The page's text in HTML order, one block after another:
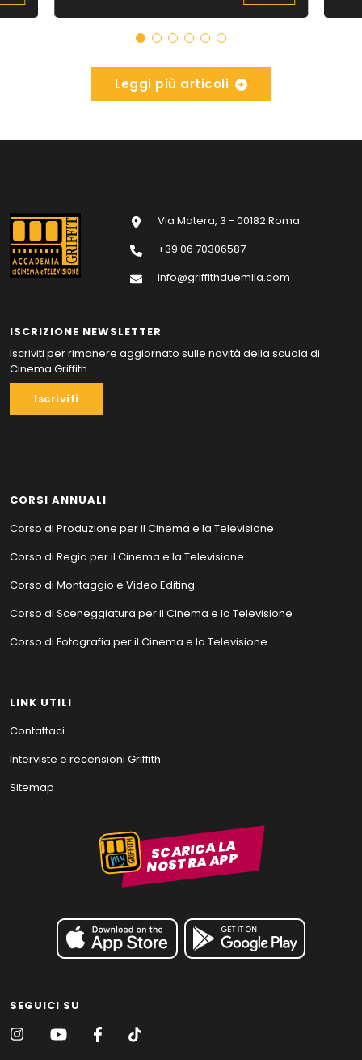
Leggi più articoli
Via Matera, 3 - 00182 Roma
+39 06 70306587
info@griffithduemila.com
ISCRIZIONE NEWSLETTER
Iscriviti per rimanere aggiornato sulle novità della scuola di
Cinema Griffith
Iscriviti
CORSI ANNUALI
Corso di Produzione per il Cinema e la Televisione
Corso di Regia per il Cinema e la Televisione
Corso di Montaggio e Video Editing
Corso di Sceneggiatura per il Cinema e la Televisione
Corso di Fotografia per il Cinema e la Televisione
LINK UTILI
Contattaci
Interviste e recensioni Griffith
Sitemap
SCARICA LA
NOSTRA APP
SEGUICI SU